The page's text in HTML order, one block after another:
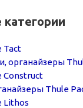
Tact
органайзеры
Construct
Thule
Lithos